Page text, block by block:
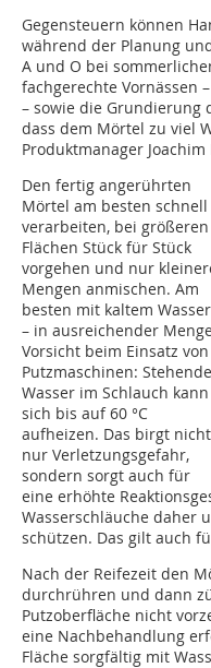
Gegensteuern können
während der Planung
A und O bei
fachgerechte Vornässen
– sowie die Grundierung
dass dem Mörtel zu viel
Produktmanager Joachim
Den fertig angerührten
Mörtel am besten schnell
verarbeiten, bei größeren
Flächen Stück für Stück
vorgehen und nur
Mengen anmischen. Am
besten mit kaltem Wasser
– in ausreichender
Vorsicht beim Einsatz von
Putzmaschinen:
Wasser im Schlauch kann
sich bis auf 60 °C
aufheizen. Das birgt nicht
nur Verletzungsgefahr,
sondern sorgt auch für
eine erhöhte
Wasserschläuche daher
schützen. Das gilt auch
Nach der Reifezeit den
durchrühren und dann
Putzoberfläche nicht
eine Nachbehandlung
Fläche sorgfältig mit